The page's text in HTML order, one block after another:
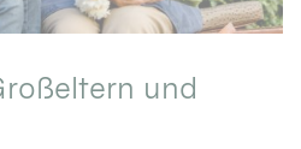
und